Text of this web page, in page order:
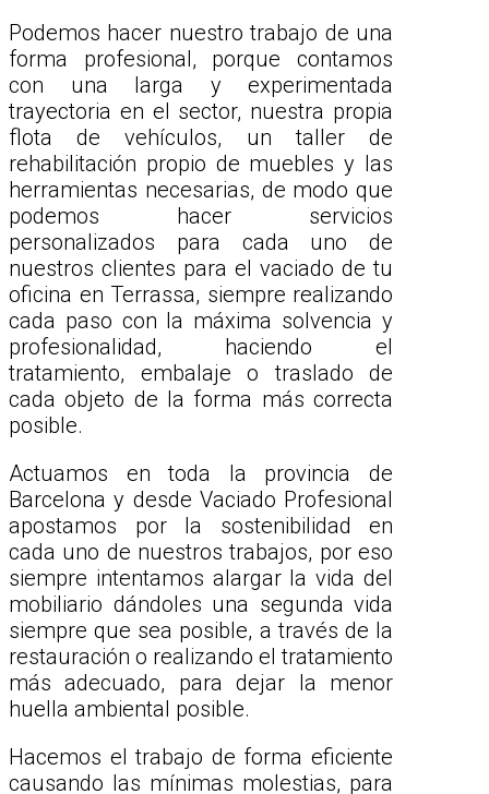
Podemos hacer nuestro trabajo de una
forma profesional, porque contamos
con una larga y experimentada
trayectoria en el sector, nuestra propia
flota de vehículos, un taller de
rehabilitación propio de muebles y las
herramientas necesarias, de modo que
podemos hacer servicios
personalizados para cada uno de
nuestros clientes para el vaciado de tu
oficina en Terrassa, siempre realizando
cada paso con la máxima solvencia y
profesionalidad, haciendo el
tratamiento, embalaje o traslado de
cada objeto de la forma más correcta
posible.
Actuamos en toda la provincia de
Barcelona y desde Vaciado Profesional
apostamos por la sostenibilidad en
cada uno de nuestros trabajos, por eso
siempre intentamos alargar la vida del
mobiliario dándoles una segunda vida
siempre que sea posible, a través de la
restauración o realizando el tratamiento
más adecuado, para dejar la menor
huella ambiental posible.
Hacemos el trabajo de forma eficiente
causando las mínimas molestias, para